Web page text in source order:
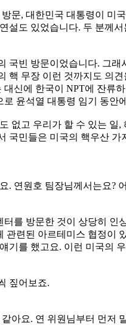
문, 대한민국 대통령이 미
설도 있었습니다. 두 분께
국빈 방문이었습니다. 그
핵 무장 이런 것까지도 의
신에 한국이 NPT에 잔류
윤석열 대통령 임기 동
없고 우리가 할 수 있는
국민들은 미국의 핵우산
. 연원호 팀장님께서는요?
를 방문한 것이 상당히
관련된 아르테미스 협정이
기를 했고요. 이런 미국의
짚어보죠.
아요. 연 위원님부터 먼저